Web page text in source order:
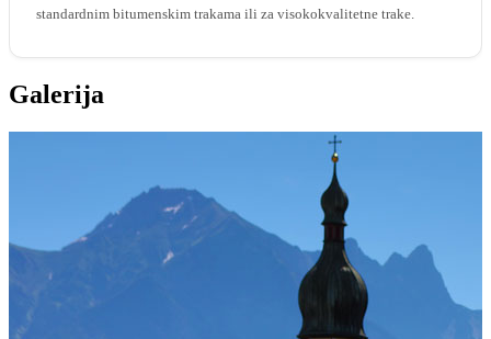
standardnim bitumenskim trakama ili za visokokvalitetne trake.
Galerija